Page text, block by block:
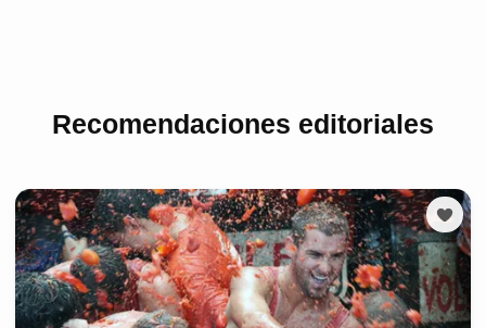
Recomendaciones editoriales